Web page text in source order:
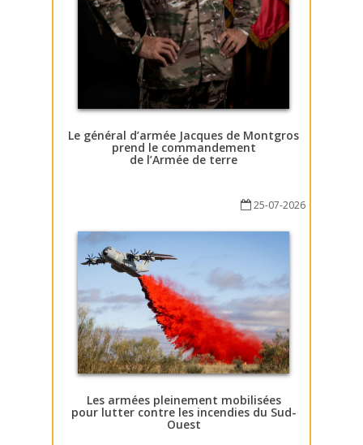
Le général d’armée Jacques de Montgros
prend le commandement
de l’Armée de terre
25-07-2026
Les armées pleinement mobilisées
pour lutter contre les incendies du Sud-
Ouest